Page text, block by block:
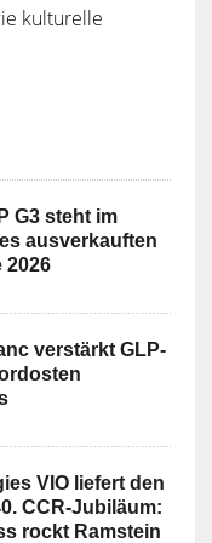
kulturelle
G3 steht im
ausverkauften
2026
verstärkt GLP-
VIO liefert den
CCR-Jubiläum:
rockt Ramstein